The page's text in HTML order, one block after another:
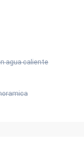
agua caliente